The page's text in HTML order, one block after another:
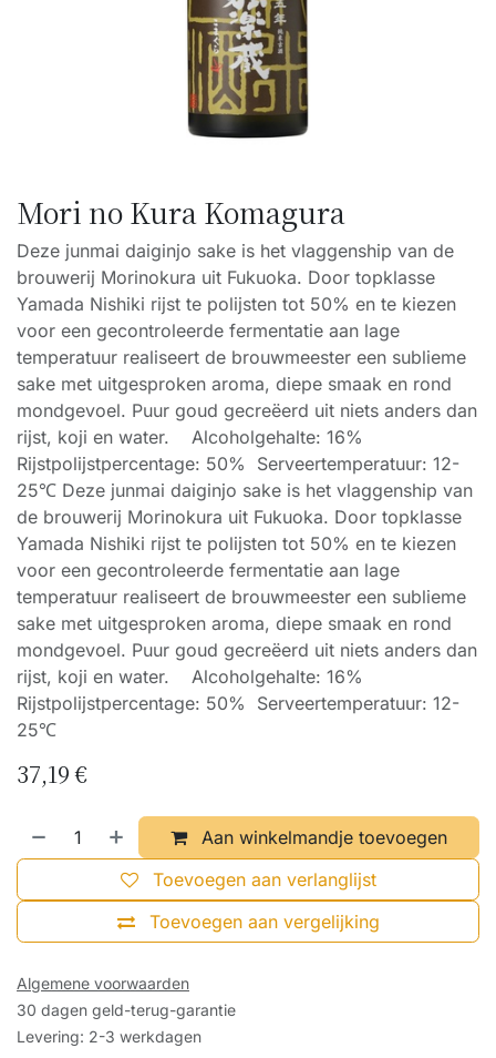
Mori no Kura Komagura
Deze junmai daiginjo sake is het vlaggenship van de
brouwerij Morinokura uit Fukuoka. Door topklasse
Yamada Nishiki rijst te polijsten tot 50% en te kiezen
voor een gecontroleerde fermentatie aan lage
temperatuur realiseert de brouwmeester een sublieme
sake met uitgesproken aroma, diepe smaak en rond
mondgevoel. Puur goud gecreëerd uit niets anders dan
rijst, koji en water. Alcoholgehalte: 16%
Rijstpolijstpercentage: 50% Serveertemperatuur: 12-
25℃ Deze junmai daiginjo sake is het vlaggenship van
de brouwerij Morinokura uit Fukuoka. Door topklasse
Yamada Nishiki rijst te polijsten tot 50% en te kiezen
voor een gecontroleerde fermentatie aan lage
temperatuur realiseert de brouwmeester een sublieme
sake met uitgesproken aroma, diepe smaak en rond
mondgevoel. Puur goud gecreëerd uit niets anders dan
rijst, koji en water. Alcoholgehalte: 16%
Rijstpolijstpercentage: 50% Serveertemperatuur: 12-
25℃
37,19€
Aan winkelmandje toevoegen
Toevoegen aan vergelijking
Toevoegen aan verlanglijst
Algemene voorwaarden
30 dagen geld-terug-garantie
Levering: 2-3 werkdagen